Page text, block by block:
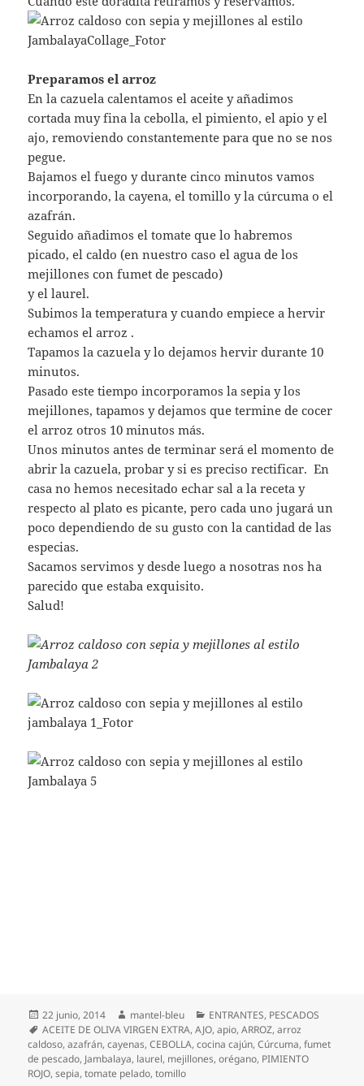
Preparamos el arroz
En la cazuela calentamos el aceite y añadimos
cortada muy fina la cebolla, el pimiento, el apio y el
ajo, removiendo constantemente para que no se nos
pegue.
Bajamos el fuego y durante cinco minutos vamos
incorporando, la cayena, el tomillo y la cúrcuma o el
azafrán.
Seguido añadimos el tomate que lo habremos
picado, el caldo (en nuestro caso el agua de los
mejillones con fumet de pescado)
y el laurel.
Subimos la temperatura y cuando empiece a hervir
echamos el arroz .
Tapamos la cazuela y lo dejamos hervir durante 10
minutos.
Pasado este tiempo incorporamos la sepia y los
mejillones, tapamos y dejamos que termine de cocer
el arroz otros 10 minutos más.
Unos minutos antes de terminar será el momento de
abrir la cazuela, probar y si es preciso rectificar. En
casa no hemos necesitado echar sal a la receta y
respecto al plato es picante, pero cada uno jugará un
poco dependiendo de su gusto con la cantidad de las
especias.
Sacamos servimos y desde luego a nosotras nos ha
parecido que estaba exquisito.
Salud!
Publicado
el
22 junio, 2014 Autor
mantel-bleu Categorías
ENTRANTES, PESCADOS
Etiquetas
ACEITE DE OLIVA VIRGEN EXTRA,AJO,apio,ARROZ,arroz
caldoso,azafrán,cayenas,CEBOLLA,cocina cajún,Cúrcuma,fumet
de pescado, Jambalaya, laurel, mejillones,orégano, PIMIENTO
ROJO,sepia,tomate pelado,tomillo